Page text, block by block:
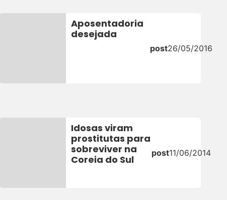
Aposentadoria
desejada
post26/05/2016
Idosas viram
prostitutas para
sobreviver na
Coreia do Sul
post11/06/2014